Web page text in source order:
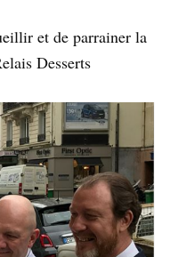
et de parrainer la
Desserts